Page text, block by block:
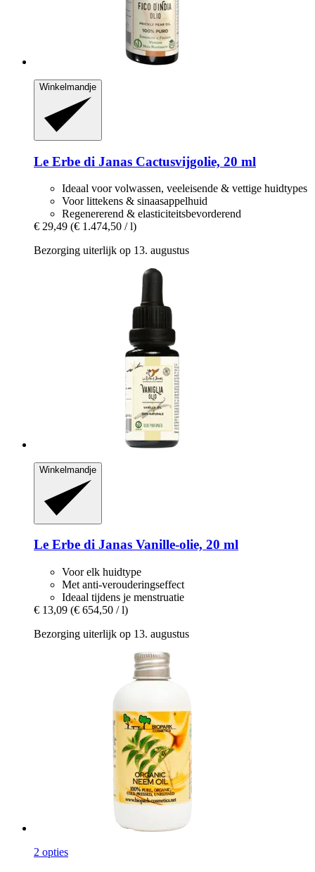
Winkelmandje
Le Erbe di Janas Cactusvijgolie, 20 ml
Ideaal voor volwassen, veeleisende & vettige huidtypes
Voor littekens & sinaasappelhuid
Regenererend & elasticiteitsbevorderend
€ 29,49 (€ 1.474,50 / l)
Bezorging uiterlijk op 13. augustus
Winkelmandje
Le Erbe di Janas Vanille-​olie, 20 ml
Voor elk huidtype
Met anti-verouderingseffect
Ideaal tijdens je menstruatie
€ 13,09 (€ 654,50 / l)
Bezorging uiterlijk op 13. augustus
2 opties